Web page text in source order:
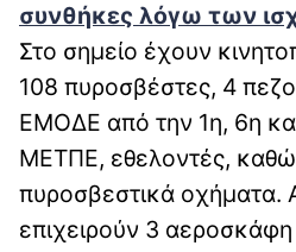
συνθήκες λόγω των
Στο σημείο έχουν
108 πυροσβέστες, 4
ΕΜΟΔΕ από την 1η, 6η
ΜΕΤΠΕ, εθελοντές,
πυροσβεστικά οχήματα.
επιχειρούν 3